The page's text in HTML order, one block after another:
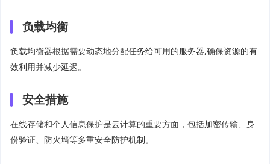
负载均衡
负载均衡器根据需要动态地分配任务给可用的服务器,确保资源的有
效利用并减少延迟。
安全措施
在线存储和个人信息保护是云计算的重要方面，包括加密传输、身
份验证、防火墙等多重安全防护机制。